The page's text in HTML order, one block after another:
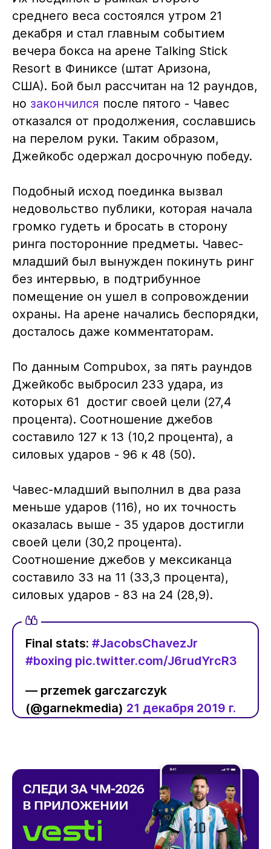
среднего веса состоялся утром 21
декабря и стал главным событием
вечера бокса на арене Talking Stick
Resort в Финиксе (штат Аризона,
США). Бой был рассчитан на 12 раундов,
но закончился после пятого - Чавес
отказался от продолжения, сославшись
на перелом руки. Таким образом,
Джейкобс одержал досрочную победу.
Подобный исход поединка вызвал
недовольство публики, которая начала
громко гудеть и бросать в сторону
ринга посторонние предметы. Чавес-
младший был вынужден покинуть ринг
без интервью, в подтрибунное
помещение он ушел в сопровождении
охраны. На арене начались беспорядки,
досталось даже комментаторам.
По данным Compubox, за пять раундов
Джейкобс выбросил 233 удара, из
которых 61 достиг своей цели (27,4
процента). Соотношение джебов
составило 127 к 13 (10,2 процента), а
силовых ударов - 96 к 48 (50).
Чавес-младший выполнил в два раза
меньше ударов (116), но их точность
оказалась выше - 35 ударов достигли
своей цели (30,2 процента).
Соотношение джебов у мексиканца
составило 33 на 11 (33,3 процента),
силовых ударов - 83 на 24 (28,9).
Final stats: #JacobsChavezJr
#boxing pic.twitter.com/J6rudYrcR3
— przemek garczarczyk
(@garnekmedia) 21 декабря 2019 г.